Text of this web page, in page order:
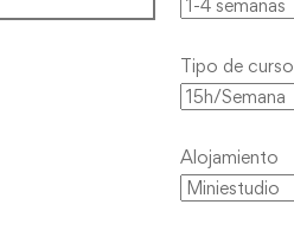
Tipo de curso
Alojamiento